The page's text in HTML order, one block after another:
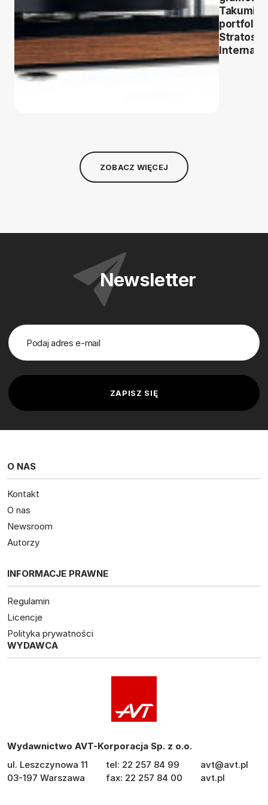
Takumi w
portfolio
Stratos
ZOBACZ WIĘCEJ
Newsletter
O NAS
Kontakt
O nas
Newsroom
Autorzy
INFORMACJE PRAWNE
Regulamin
Licencje
Polityka prywatności
WYDAWCA
Wydawnictwo AVT-Korporacja Sp. z o.o.
ul. Leszczynowa 11
03-197 Warszawa
tel: 22 257 84 99
fax: 22 257 84 00
avt@avt.pl
avt.pl